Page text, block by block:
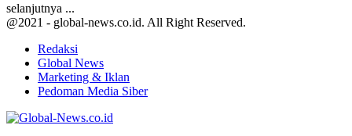
selanjutnya ...
@2021 - global-news.co.id. All Right Reserved.
Redaksi
Global News
Marketing & Iklan
Pedoman Media Siber